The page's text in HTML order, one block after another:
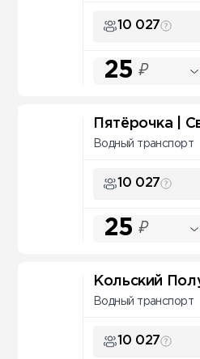
10 027
25 ₽
Пятёрочка |
Водный транспорт
10 027
25 ₽
Кольский
Водный транспорт
10 027